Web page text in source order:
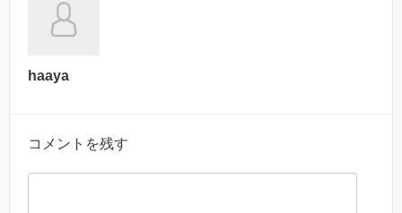
haaya
コメントを残す